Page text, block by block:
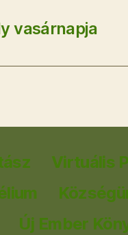
vasárnapja
Virtuális
Új Ember